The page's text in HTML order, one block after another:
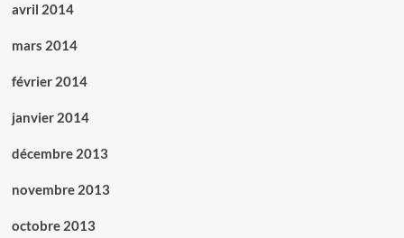
avril 2014
mars 2014
février 2014
janvier 2014
décembre 2013
novembre 2013
octobre 2013